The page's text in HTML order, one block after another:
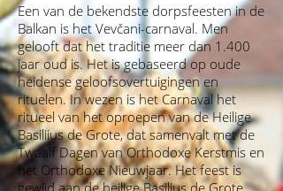
Een van de bekendste dorpsfeesten in de
Balkan is het Vevčani-carnaval. Men
gelooft dat het traditie meer dan 1.400
jaar oud is. Het is gebaseerd op oude
heidense geloofsovertuigingen en
rituelen. In wezen is het Carnaval het
ritueel van het oproepen van de Heilige
Basiliius de Grote, dat samenvalt met de
Twaalf Dagen van Orthodoxe Kerstmis en
het Orthodoxe Nieuwjaar. Het feest is
gewijd aan de heilige Basilius de Grote.